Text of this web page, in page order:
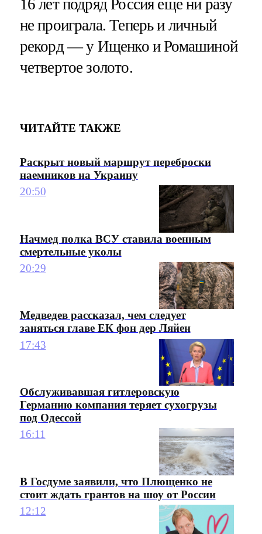
16 лет подряд Россия еще ни разу
не проиграла. Теперь и личный
рекорд — у Ищенко и Ромашиной
четвертое золото.
ЧИТАЙТЕ ТАКЖЕ
Раскрыт новый маршрут переброски
наемников на Украину
20:50
Начмед полка ВСУ ставила военным
смертельные уколы
20:29
Медведев рассказал, чем следует
заняться главе ЕК фон дер Ляйен
17:43
Обслуживавшая гитлеровскую
Германию компания теряет сухогрузы
под Одессой
16:11
В Госдуме заявили, что Плющенко не
стоит ждать грантов на шоу от России
12:12